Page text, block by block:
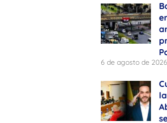
6 de agosto de 2026